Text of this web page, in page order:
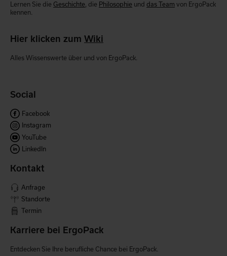
Lernen Sie die Geschichte , die Philosophie und das Team von ErgoPack
kennen.
Hier klicken zum Wiki
Alles Wissenswerte über und von ErgoPack.
Social
Facebook
Instagram
YouTube
LinkedIn
Kontakt
Anfrage
Standorte
Termin
Karriere bei ErgoPack
Entdecken Sie Ihre berufliche Chance bei ErgoPack.